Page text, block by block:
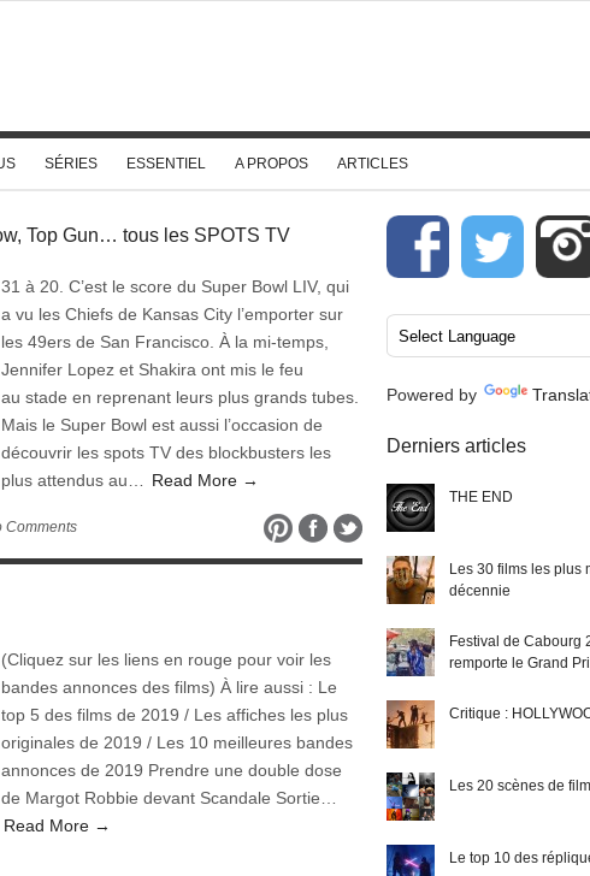
SÉRIES ESSENTIEL A PROPOS ARTICLES
Top Gun… tous les SPOTS TV
31 à 20. C’est le score du Super Bowl LIV, qui
a vu les Chiefs de Kansas City l’emporter sur
les 49ers de San Francisco. À la mi-temps,
Jennifer Lopez et Shakira ont mis le feu
au stade en reprenant leurs plus grands tubes.
Mais le Super Bowl est aussi l’occasion de
découvrir les spots TV des blockbusters les
plus attendus au…
Read More →
Comments
(Cliquez sur les liens en rouge pour voir les
bandes annonces des films) À lire aussi : Le
top 5 des films de 2019 / Les affiches les plus
originales de 2019 / Les 10 meilleures bandes
annonces de 2019 Prendre une double dose
de Margot Robbie devant Scandale Sortie…
Read More →
Powered by
Derniers articles
THE END
Les 30 films les plus
décennie
Festival de Cabourg
remporte le Grand
Critique :
Les 20 scènes de
Le top 10 des